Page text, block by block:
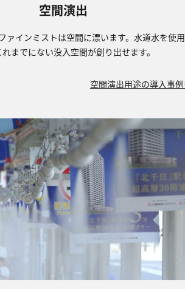
空間演出
ァインミストは空間に漂います。水道水を使
までにない没入空間が創り出せます。
空間演出用途の導入事